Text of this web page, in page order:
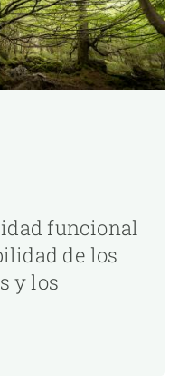
funcional
de los
y los